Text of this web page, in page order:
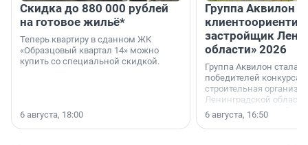
Скидка до 880 000 рублей
на готовое жильё*
Теперь квартиру в сданном ЖК
«Образцовый квартал 14» можно
купить со специальной скидкой.
6 августа, 18:00
Группа Аквилон
застройщик
области» 2026
Группа Аквилон стала
победителей конкурса
строительная
Ленинградской области
номинации «Самый
застройщик
6 августа, 16:50